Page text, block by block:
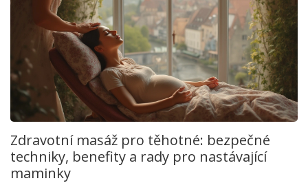
Zdravotní masáž pro těhotné: bezpečné
techniky, benefity a rady pro nastávající
maminky